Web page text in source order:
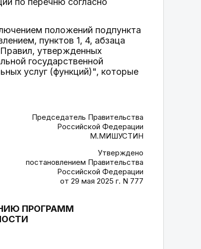
положений подпункта
пунктов 1, 4, абзаца
Правил, утвержденных
государственной
услуг (функций)", которые
Председатель Правительства
Российской Федерации
М.МИШУСТИН
Утверждено
постановлением Правительства
Российской Федерации
от 29 мая 2025 г. N 777
ПРОГРАММ